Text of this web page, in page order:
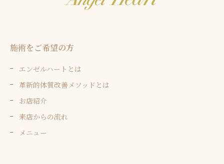
施術をご希望の方
エンゼルハートとは
革新的体質改善メソッドとは
お店紹介
来店からの流れ
メニュー